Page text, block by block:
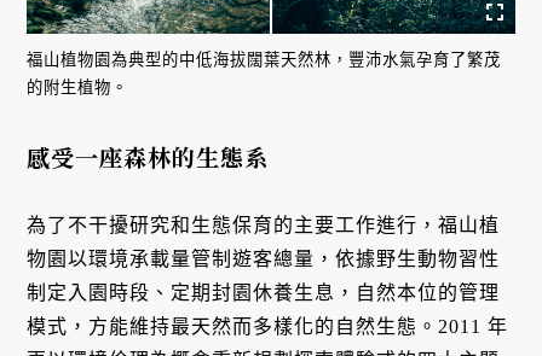
福山植物園為典型的中低海拔闊葉天然林，豐沛水氣孕育了繁茂
的附生植物。
感受一座森林的生態系
為了不干擾研究和生態保育的主要工作進行，福山植
物園以環境承載量管制遊客總量，依據野生動物習性
制定入園時段、定期封園休養生息，自然本位的管理
模式，方能維持最天然而多樣化的自然生態。2011 年